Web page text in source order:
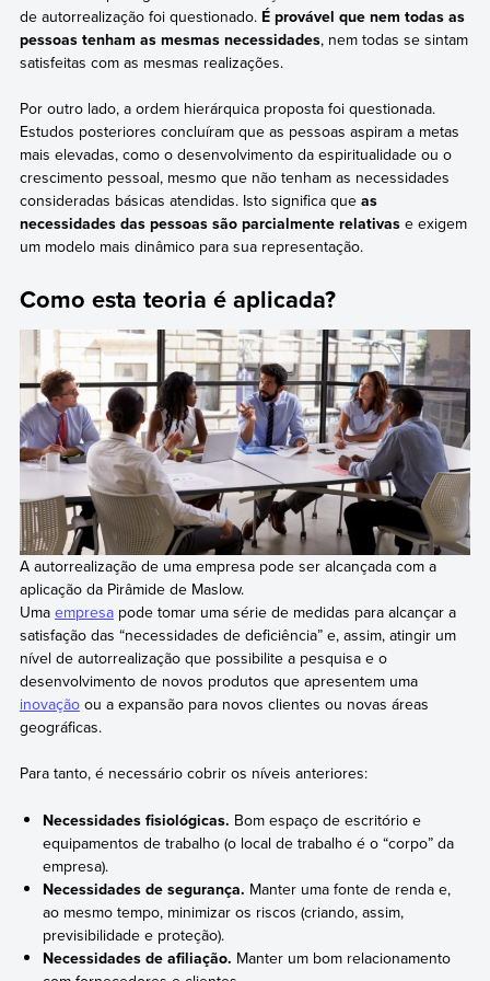
de autorrealização foi questionado. É provável que nem todas as
pessoas tenham as mesmas necessidades, nem todas se sintam
satisfeitas com as mesmas realizações.
Por outro lado, a ordem hierárquica proposta foi questionada.
Estudos posteriores concluíram que as pessoas aspiram a metas
mais elevadas, como o desenvolvimento da espiritualidade ou o
crescimento pessoal, mesmo que não tenham as necessidades
consideradas básicas atendidas. Isto significa queas
necessidades das pessoas são parcialmente relativase exigem
um modelo mais dinâmico para sua representação.
Como esta teoria é aplicada?
A autorrealização de uma empresa pode ser alcançada com a
aplicação da Pirâmide de Maslow.
Uma empresapode tomar uma série de medidas para alcançar a
satisfação das “necessidades de deficiência” e, assim, atingir um
nível de autorrealização que possibilite a pesquisa e o
desenvolvimento de novos produtos que apresentem uma
inovaçãoou a expansão para novos clientes ou novas áreas
geográficas.
Para tanto, é necessário cobrir os níveis anteriores:
Necessidades fisiológicas. Bom espaço de escritório e
equipamentos de trabalho (o local de trabalho é o “corpo” da
empresa).
Necessidades de segurança. Manter uma fonte de renda e,
ao mesmo tempo, minimizar os riscos (criando, assim,
previsibilidade e proteção).
Necessidades de afiliação. Manter um bom relacionamento